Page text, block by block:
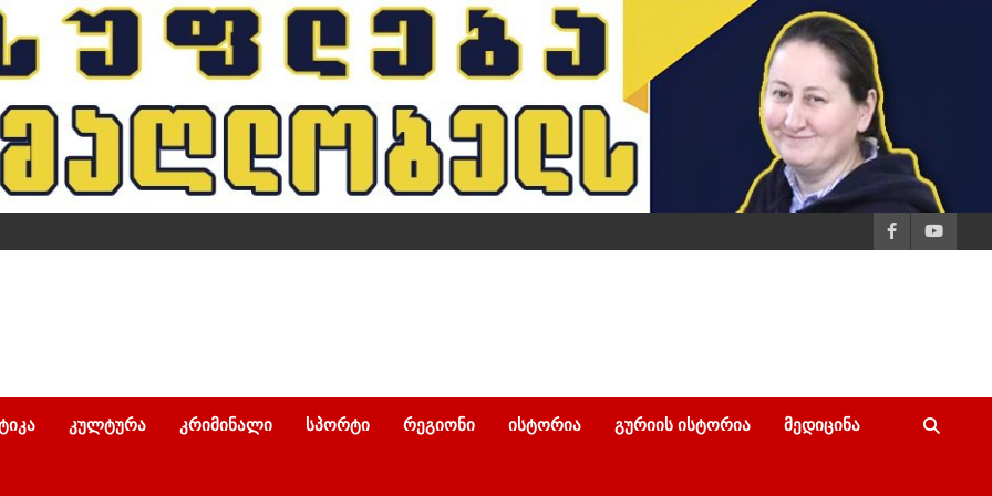
ᲙᲣᲚᲢᲣᲠᲐ ᲙᲠᲘᲛᲘᲜᲐᲚᲘ ᲡᲞᲝᲠᲢᲘ ᲠᲔᲒᲘᲝᲜᲘ ᲘᲡᲢᲝᲠᲘᲐ ᲒᲣᲠᲘᲘᲡ ᲘᲡᲢᲝᲠᲘᲐ ᲛᲔᲓᲘᲪᲘᲜᲐ